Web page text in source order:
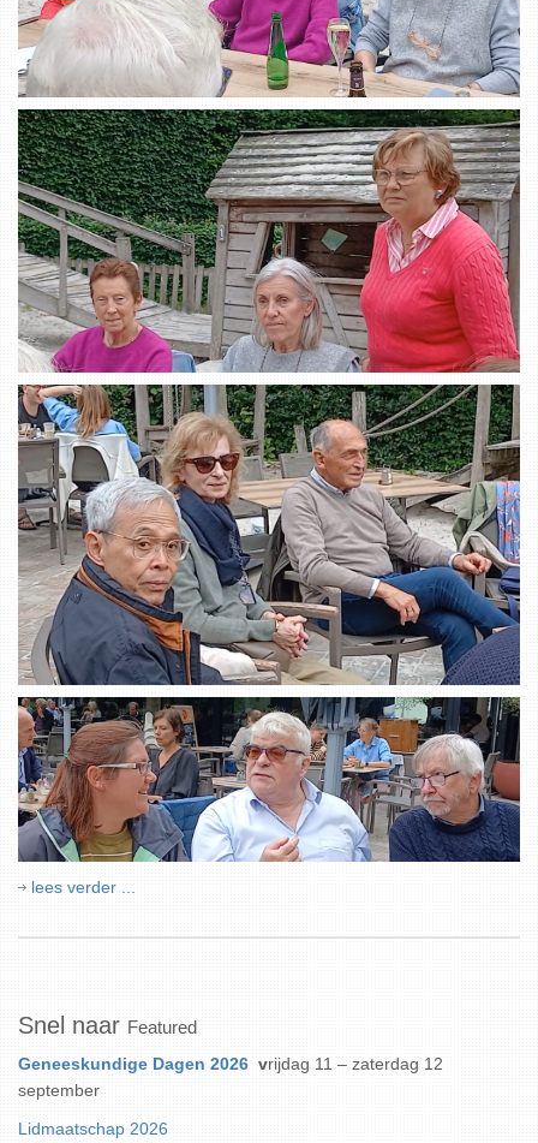
lees verder ...
Snel naar Featured
Geneeskundige Dagen 2026 vrijdag 11 – zaterdag 12
september
Lidmaatschap 2026